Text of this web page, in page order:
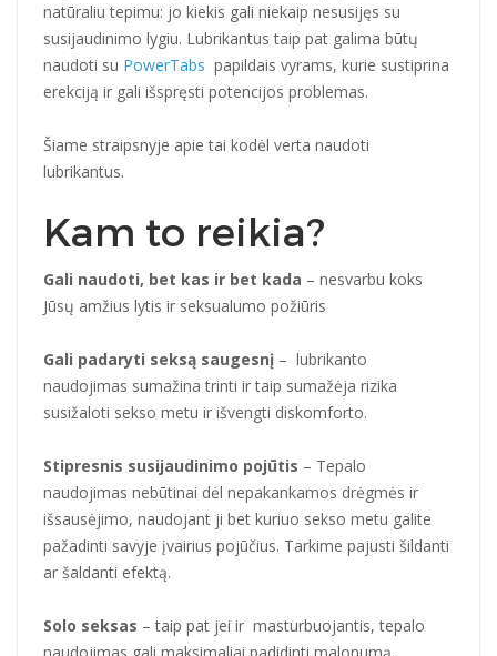
natūraliu tepimu: jo kiekis gali niekaip nesusijęs su
susijaudinimo lygiu. Lubrikantus taip pat galima būtų
naudoti su PowerTabs papildais vyrams, kurie sustiprina
erekciją ir gali išspręsti potencijos problemas.
Šiame straipsnyje apie tai kodėl verta naudoti
lubrikantus.
Kam to reikia?
Gali naudoti, bet kas ir bet kada – nesvarbu koks
Jūsų amžius lytis ir seksualumo požiūris
Gali padaryti seksą saugesnį – lubrikanto
naudojimas sumažina trinti ir taip sumažėja rizika
susižaloti sekso metu ir išvengti diskomforto.
Stipresnis susijaudinimo pojūtis – Tepalo
naudojimas nebūtinai dėl nepakankamos drėgmės ir
išsausėjimo, naudojant ji bet kuriuo sekso metu galite
pažadinti savyje įvairius pojūčius. Tarkime pajusti šildanti
ar šaldanti efektą.
Solo seksas – taip pat jei ir masturbuojantis, tepalo